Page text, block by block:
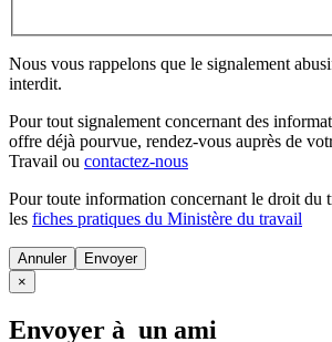
Nous vous rappelons que le signalement
interdit.
Pour tout signalement concernant des
offre déjà pourvue, rendez-vous auprès de
Travail ou contactez-nous
Pour toute information concernant le droit du
les fiches pratiques du Ministère du travail
Annuler
×
Envoyer à un ami